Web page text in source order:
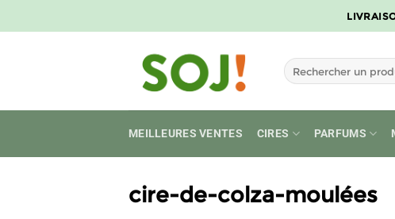
au
Recherche
pour :
MEILLEURES VENTES CIRES PARFUMS
cire-de-colza-moulées